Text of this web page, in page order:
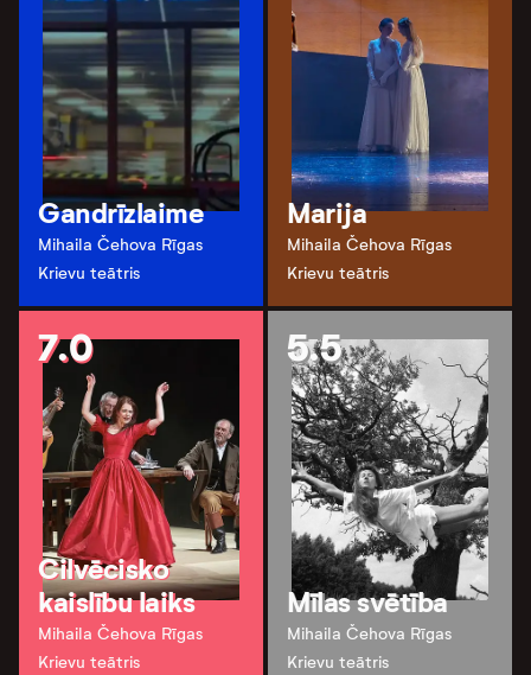
Gandrīzlaime
Mihaila Čehova Rīgas
Krievu teātris
Marija
Mihaila Čehova Rīgas
Krievu teātris
7.0
Cilvēcisko
kaislību laiks
Mihaila Čehova Rīgas
Krievu teātris
5.5
Mīlas svētība
Mihaila Čehova Rīgas
Krievu teātris